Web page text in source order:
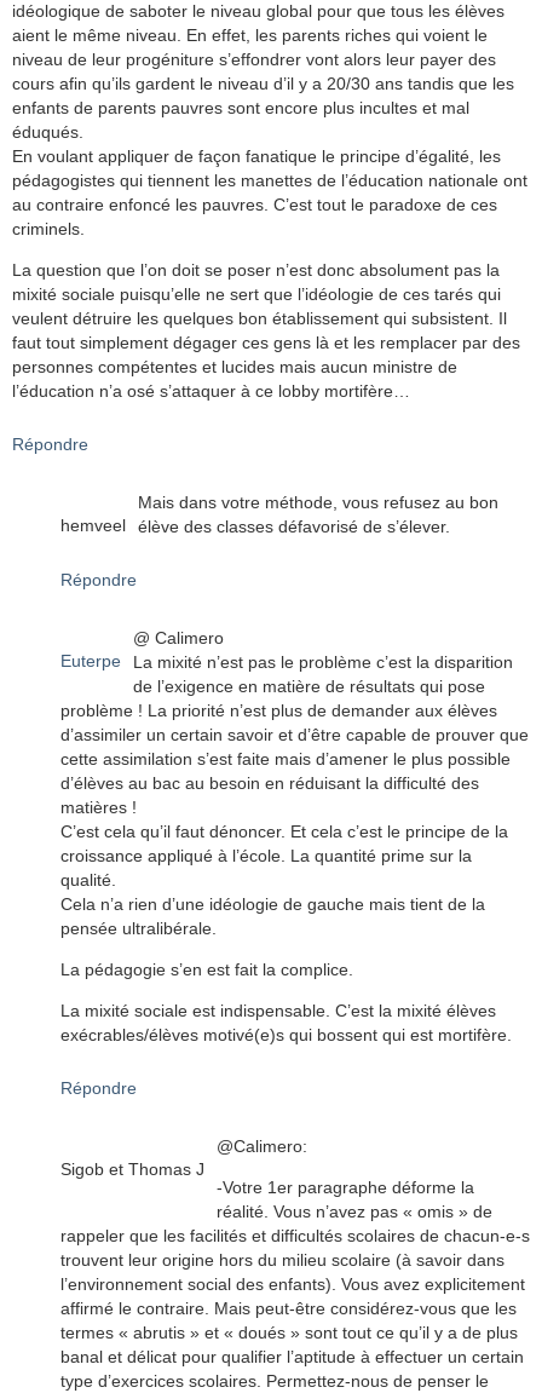
idéologique de saboter le niveau global pour que tous les élèves
aient le même niveau. En effet, les parents riches qui voient le
niveau de leur progéniture s’effondrer vont alors leur payer des
cours afin qu’ils gardent le niveau d’il y a 20/30 ans tandis que les
enfants de parents pauvres sont encore plus incultes et mal
éduqués.
En voulant appliquer de façon fanatique le principe d’égalité, les
pédagogistes qui tiennent les manettes de l’éducation nationale ont
au contraire enfoncé les pauvres. C’est tout le paradoxe de ces
criminels.
La question que l’on doit se poser n’est donc absolument pas la
mixité sociale puisqu’elle ne sert que l’idéologie de ces tarés qui
veulent détruire les quelques bon établissement qui subsistent. Il
faut tout simplement dégager ces gens là et les remplacer par des
personnes compétentes et lucides mais aucun ministre de
l’éducation n’a osé s’attaquer à ce lobby mortifère…
Répondre
hemveel
Mais dans votre méthode, vous refusez au bon
élève des classes défavorisé de s’élever.
Répondre
Euterpe
@ Calimero
La mixité n’est pas le problème c’est la disparition
de l’exigence en matière de résultats qui pose
problème ! La priorité n’est plus de demander aux élèves
d’assimiler un certain savoir et d’être capable de prouver que
cette assimilation s’est faite mais d’amener le plus possible
d’élèves au bac au besoin en réduisant la difficulté des
matières !
C’est cela qu’il faut dénoncer. Et cela c’est le principe de la
croissance appliqué à l’école. La quantité prime sur la
qualité.
Cela n’a rien d’une idéologie de gauche mais tient de la
pensée ultralibérale.
La pédagogie s’en est fait la complice.
La mixité sociale est indispensable. C’est la mixité élèves
exécrables/élèves motivé(e)s qui bossent qui est mortifère.
Répondre
Sigob et Thomas J
@Calimero:
-Votre 1er paragraphe déforme la
réalité. Vous n’avez pas « omis » de
rappeler que les facilités et difficultés scolaires de chacun-e-s
trouvent leur origine hors du milieu scolaire (à savoir dans
l’environnement social des enfants). Vous avez explicitement
affirmé le contraire. Mais peut-être considérez-vous que les
termes « abrutis » et « doués » sont tout ce qu’il y a de plus
banal et délicat pour qualifier l’aptitude à effectuer un certain
type d’exercices scolaires. Permettez-nous de penser le